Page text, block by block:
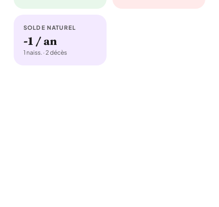
SOLDE NATUREL
-1 / an
1 naiss. · 2 décès